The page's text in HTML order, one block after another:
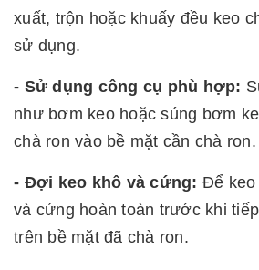
xuất, trộn hoặc khuấy đều keo
sử dụng.
- Sử dụng công cụ phù hợp:
như bơm keo hoặc súng bơm
chà ron vào bề mặt cần chà ron.
- Đợi keo khô và cứng: Để keo
và cứng hoàn toàn trước khi
trên bề mặt đã chà ron.